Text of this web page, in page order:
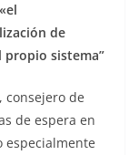
de
sistema”
consejero de
de espera en
especialmente